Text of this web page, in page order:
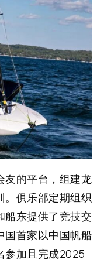
友的平台，组建龙
。俱乐部定期组织
船东提供了竞技交
国首家以中国帆船
参加且完成2025